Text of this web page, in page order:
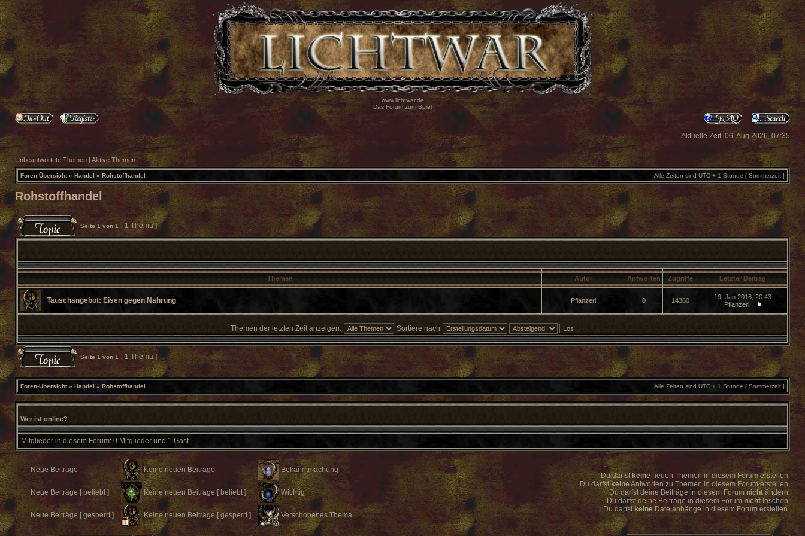
www.lichtwar.de
Das Forum zum Spiel
Aktuelle Zeit: 06. Aug 2026, 07:35
Unbeantwortete Themen | Aktive Themen
Foren-Übersicht» Handel » Rohstoffhandel Alle Zeiten sind UTC + 1 Stunde [ Sommerzeit ]
Rohstoffhandel
Seite 1 von 1 [ 1 Thema ]
Themen Autor Antworten Zugriffe Letzter Beitrag
Tauschangebot: Eisen gegen Nahrung Pflanzerl 0 14360
19. Jan 2016, 20:43
Pflanzerl
Themen der letzten Zeit anzeigen: Sortiere nach
Seite 1 von 1 [ 1 Thema ]
Foren-Übersicht» Handel » Rohstoffhandel Alle Zeiten sind UTC + 1 Stunde [ Sommerzeit ]
Wer ist online?
Mitglieder in diesem Forum: 0 Mitglieder und 1 Gast
Neue Beiträge Keine neuen Beiträge Bekanntmachung
Neue Beiträge [ beliebt ] Keine neuen Beiträge [ beliebt ] Wichtig
Neue Beiträge [ gesperrt ] Keine neuen Beiträge [ gesperrt ] Verschobenes Thema
Du darfst keine neuen Themen in diesem Forum erstellen.
Du darfstkeineAntworten zu Themen in diesem Forum erstellen.
Du darfst deine Beiträge in diesem Forum nichtändern.
Du darfst deine Beiträge in diesem Forum nichtlöschen.
Du darfst keine Dateianhänge in diesem Forum erstellen.